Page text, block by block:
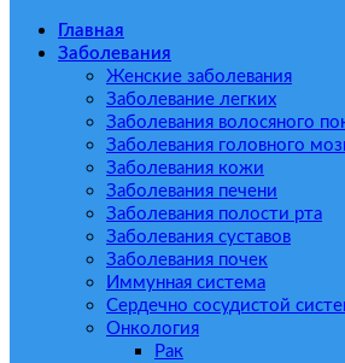
Главная
Заболевания
Женские заболевания
Заболевание легких
Заболевания волосяного
Заболевания головного
Заболевания кожи
Заболевания печени
Заболевания полости рта
Заболевания суставов
Заболевания почек
Иммунная система
Сердечно сосудистой
Онкология
Рак